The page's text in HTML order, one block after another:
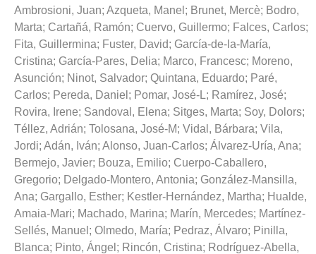
Ambrosioni, Juan; Azqueta, Manel ; Brunet, Mercè; Bodro,
Marta; Cartañá, Ramón; Cuervo, Guillermo; Falces, Carlos;
Fita, Guillermina; Fuster, David; García-de-la-María,
Cristina; García-Pares, Delia; Marco, Francesc; Moreno,
Asunción; Ninot, Salvador; Quintana, Eduardo; Paré,
Carlos; Pereda, Daniel ; Pomar, José-L; Ramírez, José;
Rovira, Irene; Sandoval, Elena; Sitges, Marta; Soy, Dolors;
Téllez, Adrián; Tolosana, José-M; Vidal, Bárbara; Vila,
Jordi; Adán, Iván; Alonso, Juan-Carlos; Álvarez-Uría, Ana;
Bermejo, Javier; Bouza, Emilio; Cuerpo-Caballero,
Gregorio; Delgado-Montero, Antonia; González-Mansilla,
Ana; Gargallo, Esther; Kestler-Hernández, Martha; Hualde,
Amaia-Mari; Machado, Marina; Marín, Mercedes; Martínez-
Sellés, Manuel ; Olmedo, María; Pedraz, Álvaro; Pinilla,
Blanca; Pinto, Ángel ; Rincón, Cristina; Rodríguez-Abella,